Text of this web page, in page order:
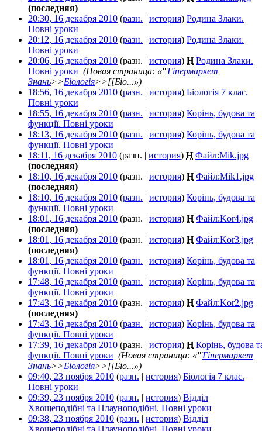
(последняя)
20:30, 16 декабря 2010 (разн. | история) Родина Злаки.
Повні уроки
20:12, 16 декабря 2010 (разн. | история) Родина Злаки.
Повні уроки
20:06, 16 декабря 2010 (разн. | история) Н Родина Злаки.
Повні уроки (Новая страница: «'''Гіпермаркет
Знань>>Біологія>>[[Біо...»)
18:56, 16 декабря 2010 (разн. | история) Біологія 7 клас.
Повні уроки
18:55, 16 декабря 2010 (разн. | история) Корінь, будова та
функції. Повні уроки
18:13, 16 декабря 2010 (разн. | история) Корінь, будова та
функції. Повні уроки
18:11, 16 декабря 2010 (разн. | история) Н Файл:Mik.jpg
(последняя)
18:10, 16 декабря 2010 (разн. | история) Н Файл:Mik1.jpg
(последняя)
18:10, 16 декабря 2010 (разн. | история) Корінь, будова та
функції. Повні уроки
18:01, 16 декабря 2010 (разн. | история) Н Файл:Kor4.jpg
(последняя)
18:01, 16 декабря 2010 (разн. | история) Н Файл:Kor3.jpg
(последняя)
18:01, 16 декабря 2010 (разн. | история) Корінь, будова та
функції. Повні уроки
17:48, 16 декабря 2010 (разн. | история) Корінь, будова та
функції. Повні уроки
17:43, 16 декабря 2010 (разн. | история) Н Файл:Kor2.jpg
(последняя)
17:43, 16 декабря 2010 (разн. | история) Корінь, будова та
функції. Повні уроки
17:39, 16 декабря 2010 (разн. | история) Н Корінь, будова
функції. Повні уроки (Новая страница: «'''Гіпермаркет
Знань>>Біологія>>[[Біо...»)
09:40, 23 ноября 2010 (разн. | история) Біологія 7 клас.
Повні уроки
09:39, 23 ноября 2010 (разн. | история) Відділ
Хвощеподібні та Плауноподібні. Повні уроки
09:38, 23 ноября 2010 (разн. | история) Відділ
Хвощеподібні та Плауноподібні. Повні уроки